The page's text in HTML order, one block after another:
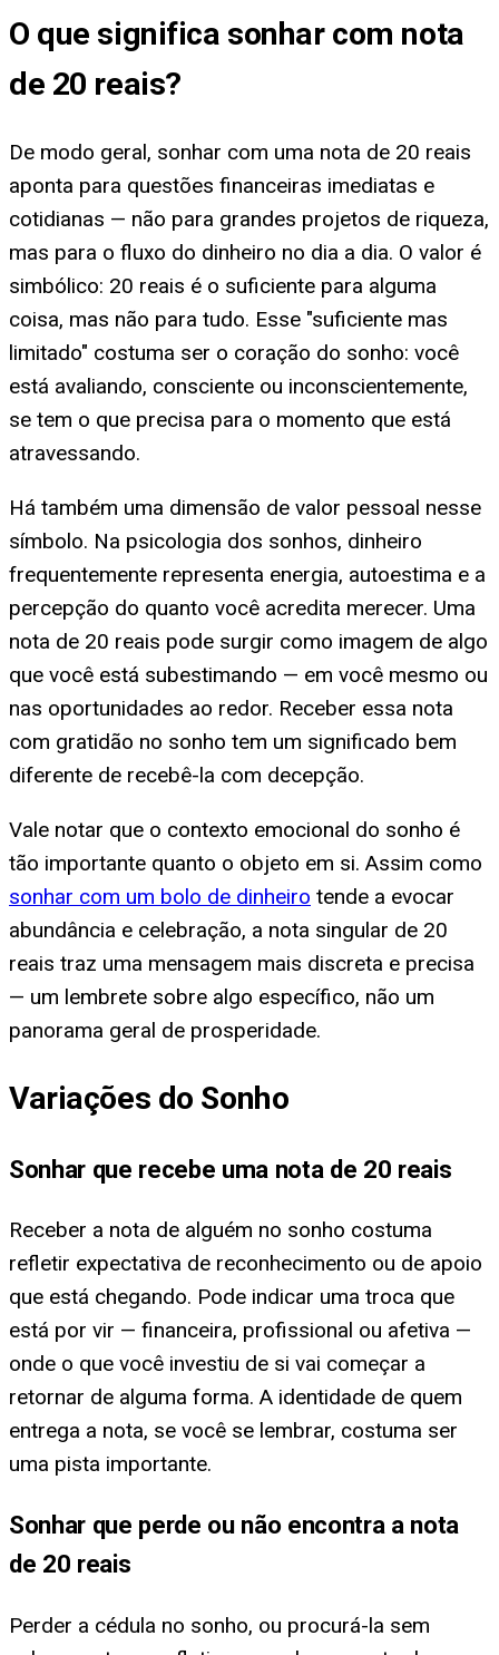
O que significa sonhar com nota
de 20 reais?
De modo geral, sonhar com uma nota de 20 reais
aponta para questões financeiras imediatas e
cotidianas — não para grandes projetos de riqueza,
mas para o fluxo do dinheiro no dia a dia. O valor é
simbólico: 20 reais é o suficiente para alguma
coisa, mas não para tudo. Esse "suficiente mas
limitado" costuma ser o coração do sonho: você
está avaliando, consciente ou inconscientemente,
se tem o que precisa para o momento que está
atravessando.
Há também uma dimensão de valor pessoal nesse
símbolo. Na psicologia dos sonhos, dinheiro
frequentemente representa energia, autoestima e a
percepção do quanto você acredita merecer. Uma
nota de 20 reais pode surgir como imagem de algo
que você está subestimando — em você mesmo ou
nas oportunidades ao redor. Receber essa nota
com gratidão no sonho tem um significado bem
diferente de recebê-la com decepção.
Vale notar que o contexto emocional do sonho é
tão importante quanto o objeto em si. Assim como
sonhar com um bolo de dinheiro tende a evocar
abundância e celebração, a nota singular de 20
reais traz uma mensagem mais discreta e precisa
— um lembrete sobre algo específico, não um
panorama geral de prosperidade.
Variações do Sonho
Sonhar que recebe uma nota de 20 reais
Receber a nota de alguém no sonho costuma
refletir expectativa de reconhecimento ou de apoio
que está chegando. Pode indicar uma troca que
está por vir — financeira, profissional ou afetiva —
onde o que você investiu de si vai começar a
retornar de alguma forma. A identidade de quem
entrega a nota, se você se lembrar, costuma ser
uma pista importante.
Sonhar que perde ou não encontra a nota
de 20 reais
Perder a cédula no sonho, ou procurá-la sem